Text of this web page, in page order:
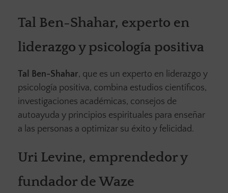
Tal Ben-Shahar, experto en
liderazgo y psicología positiva
Tal Ben-Shahar, que es un experto en liderazgo y
psicología positiva, combina estudios científicos,
investigaciones académicas, consejos de
autoayuda y principios espirituales para enseñar
a las personas a optimizar su éxito y felicidad.
Uri Levine, emprendedor y
fundador de Waze